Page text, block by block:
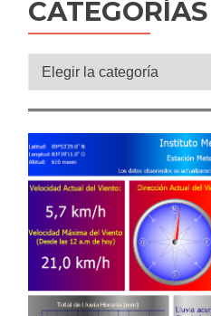
CATEGORÍAS
Categorías